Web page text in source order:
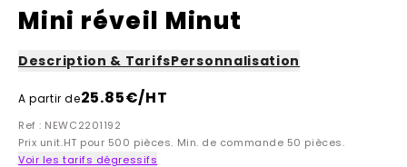
Mini réveil Minut
Description & TarifsPersonnalisation
A partir de25.85€/HT
Ref : NEWC2201192
Prix unit.HT pour 500 pièces. Min. de commande 50 pièces.
Voir les tarifs dégressifs